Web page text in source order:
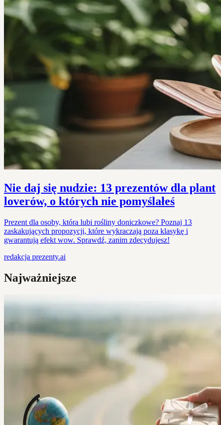
Nie daj się nudzie: 13 prezentów dla plant
loverów, o których nie pomyślałeś
Prezent dla osoby, która lubi rośliny doniczkowe? Poznaj 13
zaskakujących propozycji, które wykraczają poza klasykę i
gwarantują efekt wow. Sprawdź, zanim zdecydujesz!
redakcja prezenty.ai
Najważniejsze